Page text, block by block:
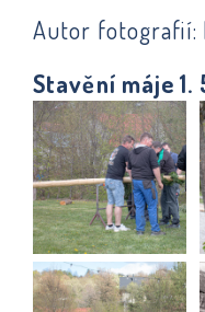
Autor fotografií:
Stavění máje 1.